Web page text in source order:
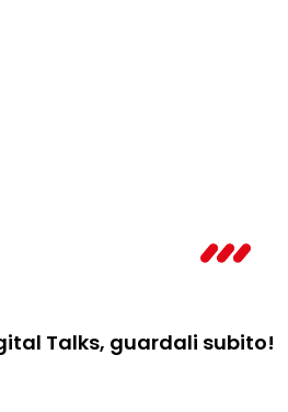
Talks, guardali subito!